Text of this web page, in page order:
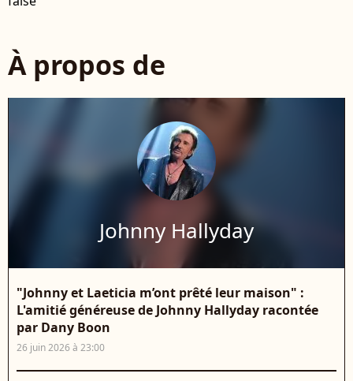
À propos de
Johnny Hallyday
"Johnny et Laeticia m’ont prêté leur maison" :
L'amitié généreuse de Johnny Hallyday racontée
par Dany Boon
26 juin 2026 à 23:00